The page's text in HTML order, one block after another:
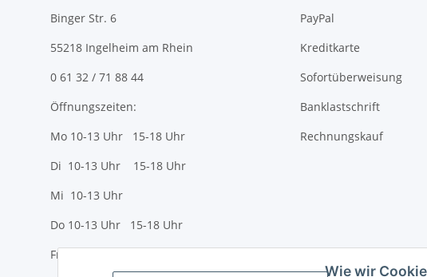
Wie wir
Binger Str. 6
55218 Ingelheim am Rhein
0 61 32 / 71 88 44
Öffnungszeiten:
Mo 10-13 Uhr 15-18 Uhr
Di 10-13 Uhr 15-18 Uhr
Mi 10-13 Uhr
Do 10-13 Uhr 15-18 Uhr
Fr 10-13 Uhr 15-18 Uhr
PayPal
Kreditkarte
Sofortüberweisung
Banklastschrift
Rechnungskauf